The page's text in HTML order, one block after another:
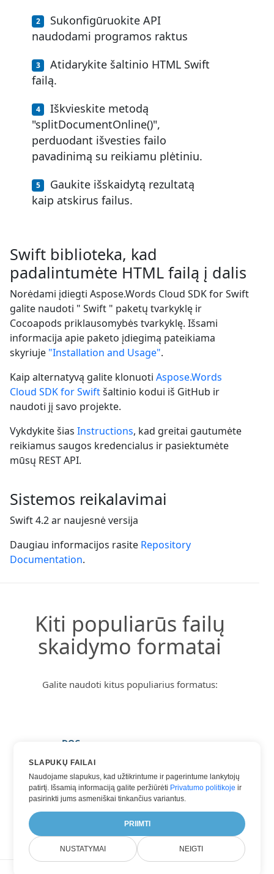
Sukonfigūruokite API
naudodami programos raktus
Atidarykite šaltinio HTML Swift
failą.
Iškvieskite metodą
"splitDocumentOnline()",
perduodant išvesties failo
pavadinimą su reikiamu plėtiniu.
Gaukite išskaidytą rezultatą
kaip atskirus failus.
Swift biblioteka, kad
padalintumėte HTML failą į dalis
Norėdami įdiegti Aspose.Words Cloud SDK for Swift
galite naudoti " Swift " paketų tvarkyklę ir
Cocoapods priklausomybės tvarkyklę. Išsami
informacija apie paketo įdiegimą pateikiama
skyriuje "Installation and Usage".
Kaip alternatyvą galite klonuoti Aspose.Words
Cloud SDK for Swiftšaltinio kodui iš GitHub ir
naudoti jį savo projekte.
Vykdykite šias Instructions, kad greitai gautumėte
reikiamus saugos kredencialus ir pasiektumėte
mūsų REST API.
Sistemos reikalavimai
Swift 4.2 ar naujesnė versija
Daugiau informacijos rasite Repository
Documentation.
Kiti populiarūs failų
skaidymo formatai
Galite naudoti kitus populiarius formatus:
DOC
DOCX
PDF
TXT
SLAPUKŲ FAILAI
Naudojame slapukus, kad užtikrintume ir pagerintume lankytojų
patirtį. Išsamią informaciją galite peržiūrėti Privatumo politikoje ir
pasirinkti jums asmeniškai tinkančius variantus.
PRIIMTI
NUSTATYMAI NEIGTI